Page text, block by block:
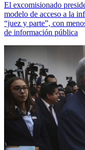
El excomisionado
modelo de acceso a la
“juez y parte”, con
de información pública